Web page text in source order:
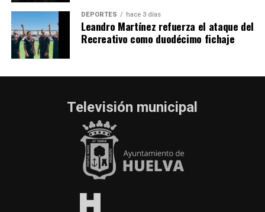
DEPORTES hace 3 días
Leandro Martínez refuerza el ataque del
Recreativo como duodécimo fichaje
Televisión municipal